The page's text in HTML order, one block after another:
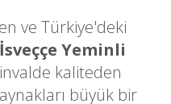
ve Türkiye'deki
İsveççe Yeminli
kaliteden
büyük bir